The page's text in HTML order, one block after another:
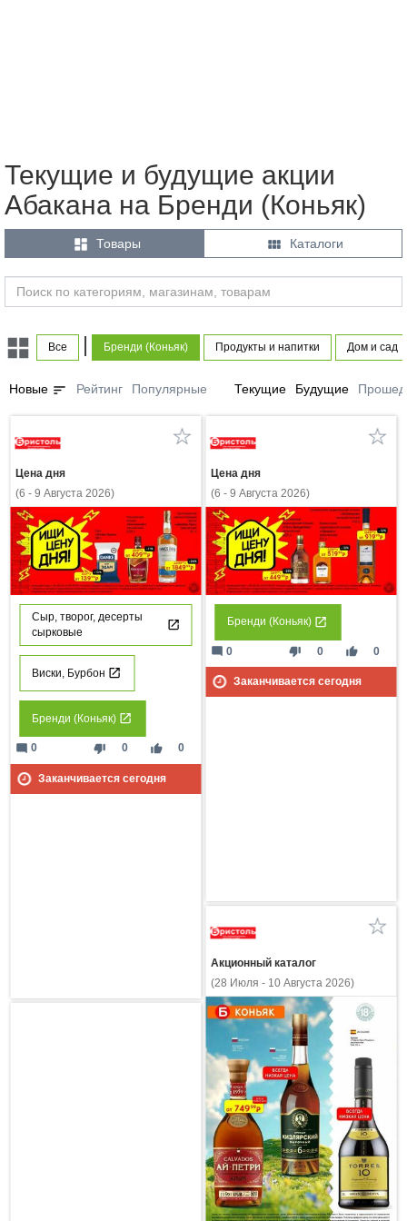
Текущие и будущие акции
Абакана на Бренди (Коньяк)
 Товары  Каталоги
Все Бренди (Коньяк) Продукты и напитки Дом и сад
Новые sort Рейтинг Популярные Текущие Будущие
Цена дня
(6 - 9 Августа 2026)
Сыр, творог, десерты
сырковые
Виски, Бурбон
Бренди (Коньяк)
thumb_down 0 thumb_up 0
mode_comment 0
Заканчивается сегодня
Цена дня
(6 - 9 Августа 2026)
Бренди (Коньяк)
thumb_down 0 thumb_up 0
mode_comment 0
Заканчивается сегодня
Акционный каталог
(28 Июля - 10 Августа 2026)